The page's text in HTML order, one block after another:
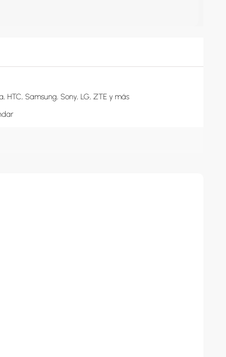
Samsung, Sony, LG, ZTE y más